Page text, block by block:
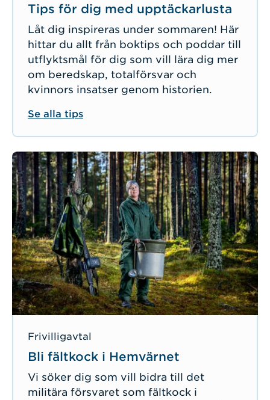
Tips för dig med upptäckarlusta
Låt dig inspireras under sommaren! Här
hittar du allt från boktips och poddar till
utflyktsmål för dig som vill lära dig mer
om beredskap, totalförsvar och
kvinnors insatser genom historien.
Se alla tips
Frivilligavtal
Bli fältkock i Hemvärnet
Vi söker dig som vill bidra till det
militära försvaret som fältkock i